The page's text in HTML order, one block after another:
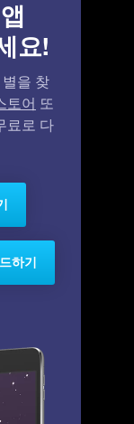
요!
을 찾
토어 또
료로 다
하기